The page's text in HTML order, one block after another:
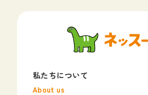
私たちについて
About us